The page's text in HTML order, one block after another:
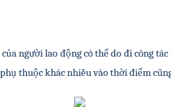
người lao động có thể do đi công
thuộc khác nhiều vào thời điểm